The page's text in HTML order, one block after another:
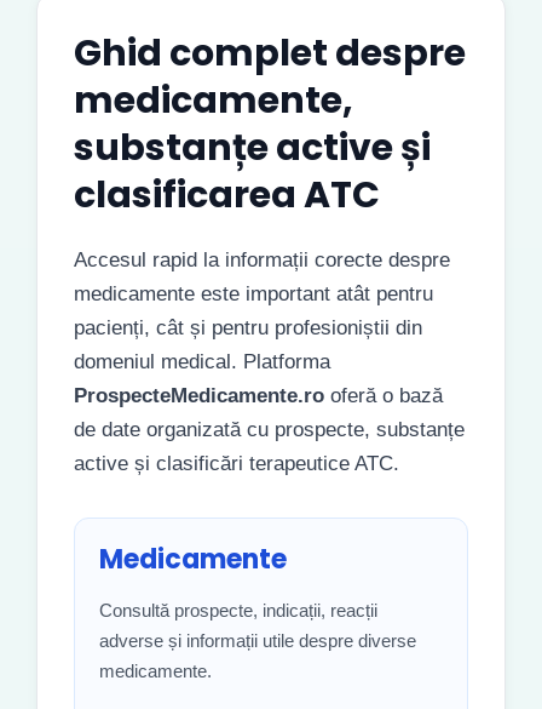
Ghid complet despre
medicamente,
substanțe active și
clasificarea ATC
Accesul rapid la informații corecte despre
medicamente este important atât pentru
pacienți, cât și pentru profesioniștii din
domeniul medical. Platforma
ProspecteMedicamente.ro oferă o bază
de date organizată cu prospecte, substanțe
active și clasificări terapeutice ATC.
Medicamente
Consultă prospecte, indicații, reacții
adverse și informații utile despre diverse
medicamente.